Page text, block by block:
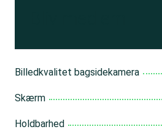
Billedkvalitet bagsidekamera
Skærm
Holdbarhed